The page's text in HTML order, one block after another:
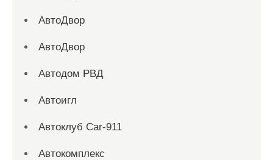
АвтоДвор
АвтоДвор
Автодом РВД
Автоигл
Автоклуб Car-911
Автокомплекс